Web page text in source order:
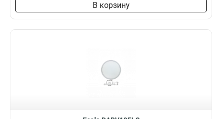
В корзину